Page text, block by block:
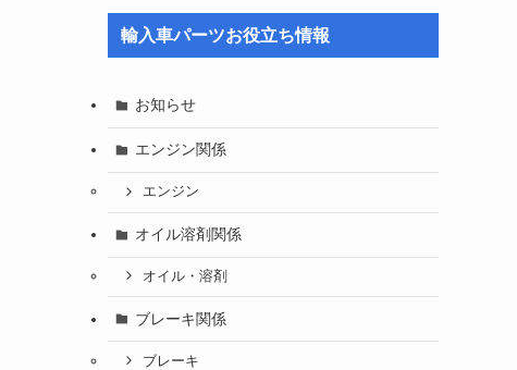
輸入車パーツお役立ち情報
お知らせ
エンジン関係
エンジン
オイル溶剤関係
オイル・溶剤
ブレーキ関係
ブレーキ